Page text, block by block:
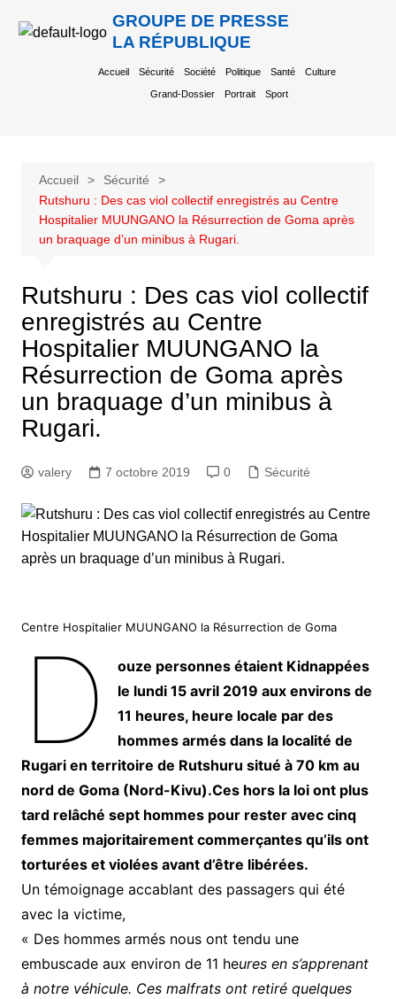
GROUPE DE PRESSE
LA RÉPUBLIQUE
Accueil Sécurité Société Politique Santé Culture
Grand-Dossier Portrait Sport
Accueil
Sécurité
Rutshuru : Des cas viol collectif enregistrés au Centre
Hospitalier MUUNGANO la Résurrection de Goma après
un braquage d’un minibus à Rugari.
Rutshuru : Des cas viol collectif
enregistrés au Centre
Hospitalier MUUNGANO la
Résurrection de Goma après
un braquage d’un minibus à
Rugari.
valery 7 octobre 2019 0 Sécurité
Centre Hospitalier MUUNGANO la Résurrection de Goma
D
ouze personnes étaient Kidnappées
le lundi 15 avril 2019 aux environs de
11 heures, heure locale par des
hommes armés dans la localité de
Rugari en territoire de Rutshuru situé à 70 km au
nord de Goma (Nord-Kivu).Ces hors la loi ont plus
tard relâché sept hommes pour rester avec cinq
femmes majoritairement commerçantes qu’ils ont
torturées et violées avant d’être libérées.
Un témoignage accablant des passagers qui été
avec la victime,
« Des hommes armés nous ont tendu une
embuscade aux environ de 11 heures en s’apprenant
à notre véhicule. Ces malfrats ont retiré quelques